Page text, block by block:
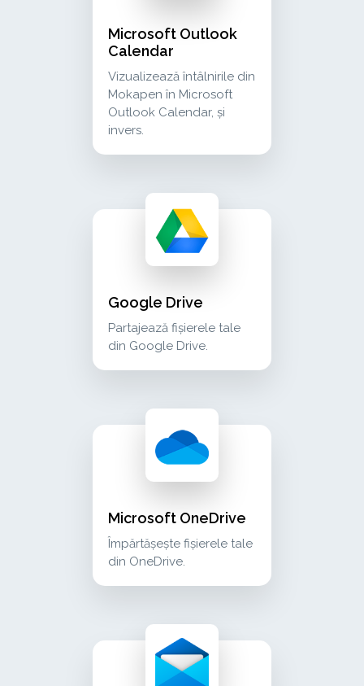
Microsoft Outlook
Calendar
Vizualizează întâlnirile din
Mokapen în Microsoft
Outlook Calendar, și
invers.
google drive partajează fișierele tale din
cloud_storage
Google Drive
Partajează fișierele tale
din Google Drive.
microsoft onedrive împărtășește fișierele tale
cloud_storage
Microsoft OneDrive
Împărtășește fișierele tale
din OneDrive.
email imap/smtp citește și trimite emailuri
communication